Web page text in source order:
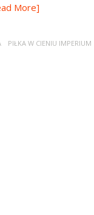
More]
PIŁKA W CIENIU IMPERIUM